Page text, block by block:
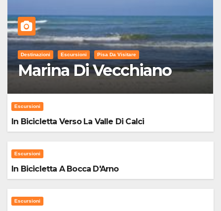
Destinazioni Escursioni Pisa Da Visitare
Marina Di Vecchiano
Escursioni
In Bicicletta Verso La Valle Di Calci
Escursioni
In Bicicletta A Bocca D'Arno
Escursioni